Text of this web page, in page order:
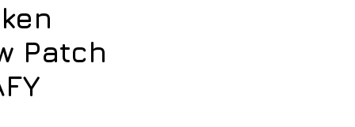
Patch